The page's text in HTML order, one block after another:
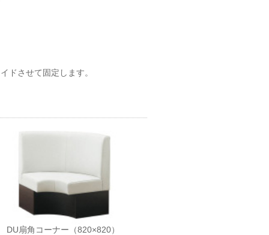
ドさせて固定します。
DU扇角コーナー（820×820）